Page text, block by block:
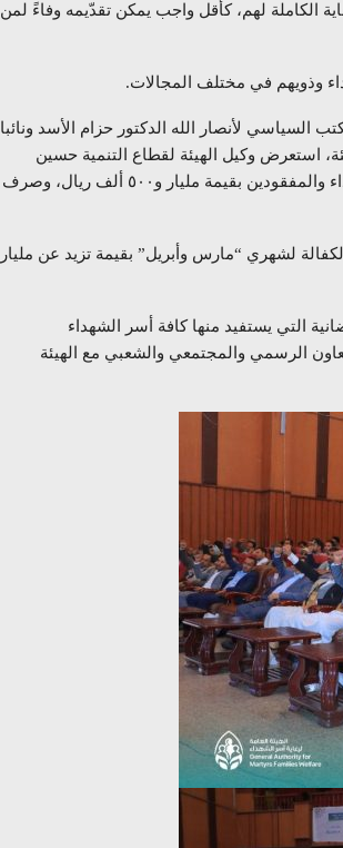
الكاملة لهم، كأقل واجب يمكن تقدّيمه وفاءً لمن
وذويهم في مختلف المجالات.
السياسي لأنصار الله الدكتور حزام الأسد ونائبا
استعرض وكيل الهيئة لقطاع التنمية حسين
القاضي مشاريع الهيئة الرمضانية التي تشمل كسوة 62 ألف من أبناء الشهداء والمفقودين بقيمة مليار و٥٠٠ ألف ريال، وصرف
لشهري “مارس وأبريل” بقيمة تزيد عن مليار
التي يستفيد منها كافة أسر الشهداء
الرسمي والمجتمعي والشعبي مع الهيئة